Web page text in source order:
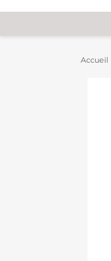
Accueil